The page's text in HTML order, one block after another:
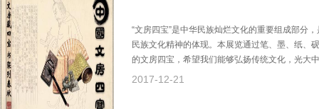
“文房四宝”是中华民族灿烂文化的重要组成部分
民族文化精神的体现。本展览通过笔、墨、纸、
的文房四宝，希望我们能够弘扬传统文化，光大
2017-12-21